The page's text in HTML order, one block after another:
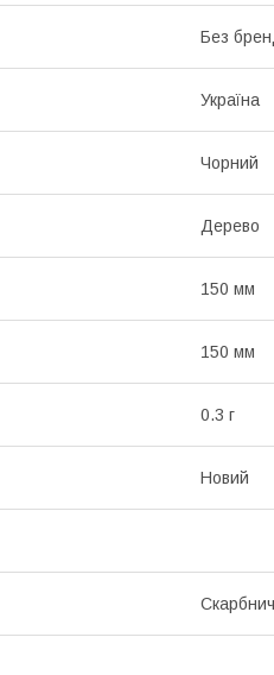
Без
Україна
Чорний
Дерево
150 мм
150 мм
0.3 г
Новий